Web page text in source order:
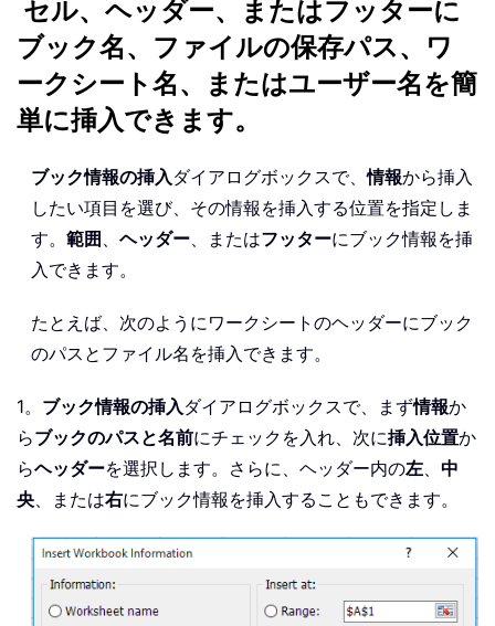
セル、ヘッダー、またはフッターに
ブック名、ファイルの保存パス、ワ
ークシート名、またはユーザー名を簡
単に挿入できます。
ブック情報の挿入ダイアログボックスで、情報から挿入
したい項目を選び、その情報を挿入する位置を指定しま
す。 範囲 、 ヘッダー、またはフッターにブック情報を挿
入できます。
たとえば、次のようにワークシートのヘッダーにブック
のパスとファイル名を挿入できます。
1。 ブック情報の挿入ダイアログボックスで、まず情報か
らブックのパスと名前にチェックを入れ、次に挿入位置か
らヘッダーを選択します。さらに、ヘッダー内の左、 中
央、または右にブック情報を挿入することもできます。